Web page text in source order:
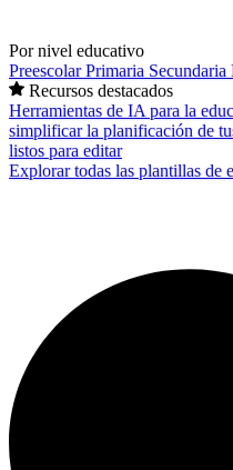
Por nivel educativo
PreescolarPrimaria Secundaria
Recursos destacados
Herramientas de IA para la
simplificar la planificación de
listos para editar
Explorar todas las plantillas de